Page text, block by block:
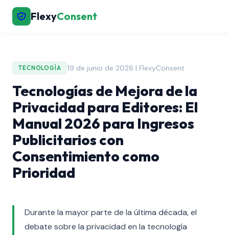
FlexyConsent
TECNOLOGÍA 19 de junio de 2026 | FlexyConsent
Tecnologías de Mejora de la
Privacidad para Editores: El
Manual 2026 para Ingresos
Publicitarios con
Consentimiento como
Prioridad
Durante la mayor parte de la última década, el
debate sobre la privacidad en la tecnología